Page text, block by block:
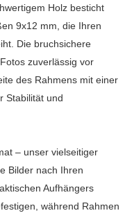
Holz besticht
9x12 mm, die Ihren
Die bruchsichere
zuverlässig vor
des Rahmens mit einer
Stabilität und
– unser vielseitiger
Bilder nach Ihren
Aufhängers
während Rahmen